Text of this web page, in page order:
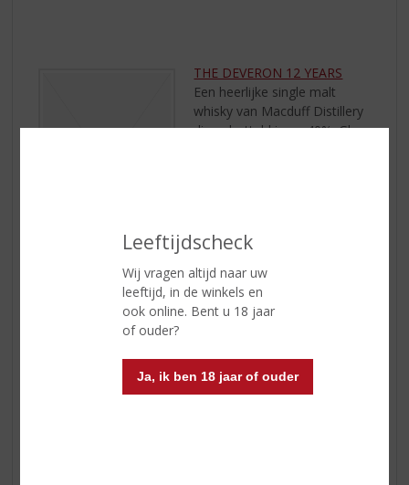
Leeftijdscheck
Wij vragen altijd naar uw
leeftijd, in de winkels en
ook online. Bent u 18 jaar
of ouder?
Ja, ik ben 18 jaar of ouder
THE DEVERON 12 YEARS
Een heerlijke single malt
whisky van Macduff Distillery
die gebotteld is op 40%. Glen
achtergrond wat aangevuld
wordt door een kruidig
randje. Het palet is vooral zoet, de afdronk heeft een
lekkere smaak van boterbabbelaar.